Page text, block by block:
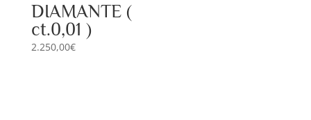
DIAMANTE (
ct.0,01 )
2.250,00€